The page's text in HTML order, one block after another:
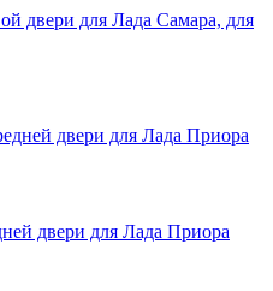
двери для Лада Самара, для
двери для Лада Приора